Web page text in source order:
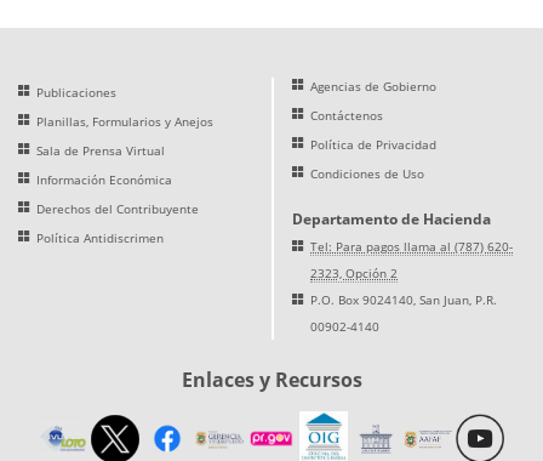
Publicaciones
Planillas, Formularios y Anejos
Sala de Prensa Virtual
Información Económica
Derechos del Contribuyente
Política Antidiscrimen
Agencias de Gobierno
Contáctenos
Política de Privacidad
Condiciones de Uso
Departamento de Hacienda
Tel: Para pagos llama al (787) 620-
2323, Opción 2
P.O. Box 9024140, San Juan, P.R.
00902-4140
Enlaces y Recursos